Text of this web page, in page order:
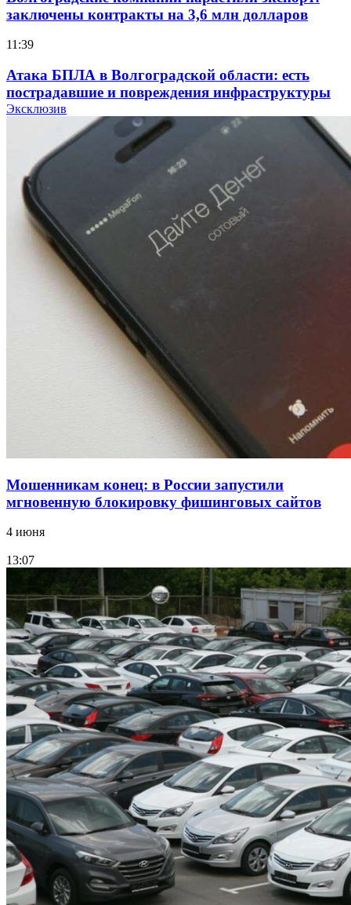
заключены контракты на 3,6 млн долларов
11:39
Атака БПЛА в Волгоградской области: есть
пострадавшие и повреждения инфраструктуры
Волгоградские вузы в топе зарплатного
рейтинга: ВолгГТУ и ВолгГМУ вошли в топ‑15
для химической отрасли и фармацевтики
18:39
В Красноармейском районе Волгограда стартует
конкурс на ремонт моста через Волго‑Донской
судоходный канал
Фестиваль #ТриЧетыре в Волгограде пройдёт
11–13 сентября в рамках Года единства народов
Эксклюзив
Мошенникам конец: в России запустили
мгновенную блокировку фишинговых сайтов
4 июня
13:07